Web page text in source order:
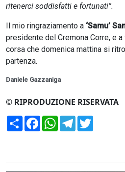
ritenerci soddisfatti e fortunati”.
Il mio ringraziamento a ‘Samu’
presidente del Cremona Corre, e
corsa che domenica mattina si
partenza.
Daniele Gazzaniga
© RIPRODUZIONE RISERVATA
CondividiFacebookWhatsApp
Telegram